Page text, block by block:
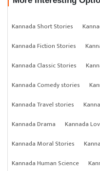
Kannada Short Stories
Kannada Fiction Stories
Kannada Classic Stories
Kannada Comedy stories
Kannada Travel stories
Kannada Drama
Kannada
Kannada Moral Stories
Kannada Human Science